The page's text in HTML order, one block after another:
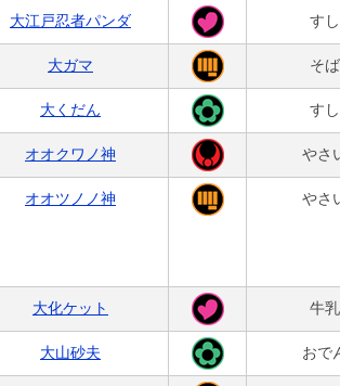
大江戸忍者パンダ すし
大ガマ そば
大くだん すし
オオクワノ神 やさ
オオツノノ神 やさ
大化ケット 牛乳
大山砂夫 おで